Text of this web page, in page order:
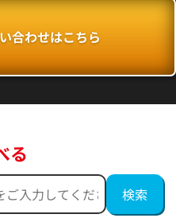
合わせはこちら
る